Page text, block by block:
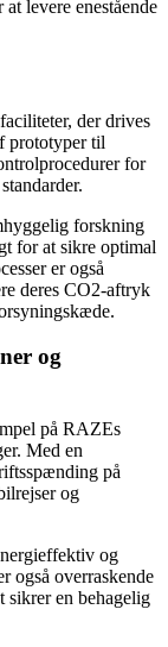
levere enestående
der drives
prototyper til
for
forskning
for at sikre optimal
er også
deres CO2-aftryk
og
på RAZEs
Med en
på
og
og
også overraskende
sikrer en behagelig